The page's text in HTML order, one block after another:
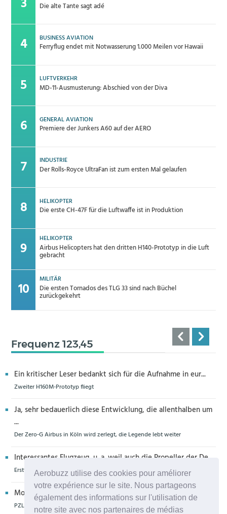
Aerobuzz utilise des cookies pour améliorer
votre expérience sur le site. Nous partageons
également des informations sur l'utilisation de
notre site avec nos partenaires de médias
Die alte Tante sagt adé
BUSINESS AVIATION
Ferryflug endet mit Notwasserung 1.000 Meilen vor Hawaii
LUFTVERKEHR
MD-11-Ausmusterung: Abschied von der Diva
GENERAL AVIATION
Premiere der Junkers A60 auf der AERO
INDUSTRIE
Der Rolls-Royce UltraFan ist zum ersten Mal gelaufen
HELIKOPTER
Die erste CH-47F für die Luftwaffe ist in Produktion
HELIKOPTER
Airbus Helicopters hat den dritten H140-Prototyp in die Luft
gebracht
MILITÄR
Die ersten Tornados des TLG 33 sind nach Büchel
zurückgekehrt
Frequenz 123,45
Ein kritischer Leser bedankt sich für die Aufnahme in eur...
Zweiter H160M-Prototyp fliegt
Ja, sehr bedauerlich diese Entwicklung, die allenthalben um
...
Der Zero-G Airbus in Köln wird zerlegt, die Legende lebt weiter
Interessantes Flugzeug, u. a. weil auch die Propeller der De...
Erstflug der Piper Seminole DX mit DeltaHawk-Motoren
Moin aus Schiffdorf, danke für die Nachricht. Ich meine,da...
PZL Mielec fertigt die ersten S-70 Firehawk